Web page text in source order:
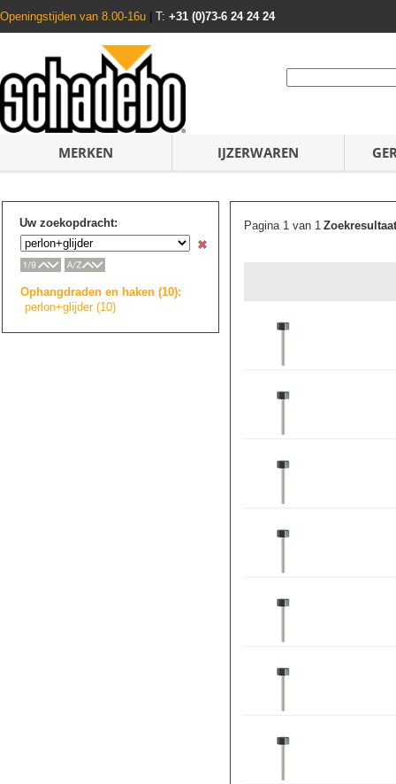
Openingstijden van 8.00-16u T: +31 (0)73-6 24 24 24
MERKEN IJZERWAREN
Uw zoekopdracht:
Ophangdraden en haken (10):
perlon+glijder (10)
Pagina 1 van 1Zoekresultaat